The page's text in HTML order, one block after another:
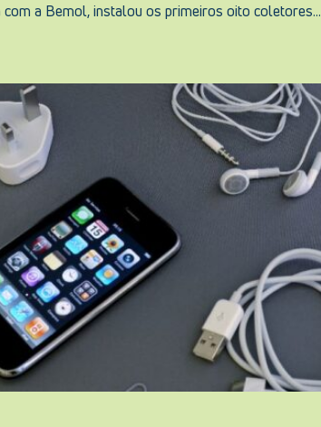
com a Bemol, instalou os primeiros oito coletores...